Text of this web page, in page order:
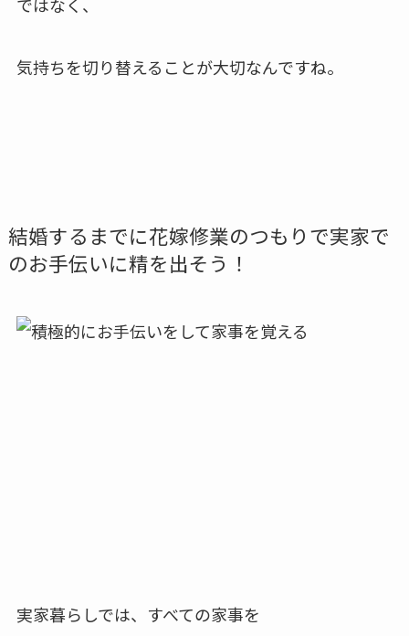
気持ちを切り替えることが大切なんですね。
結婚するまでに花嫁修業のつもりで実家で
のお手伝いに精を出そう！
実家暮らしでは、すべての家事を